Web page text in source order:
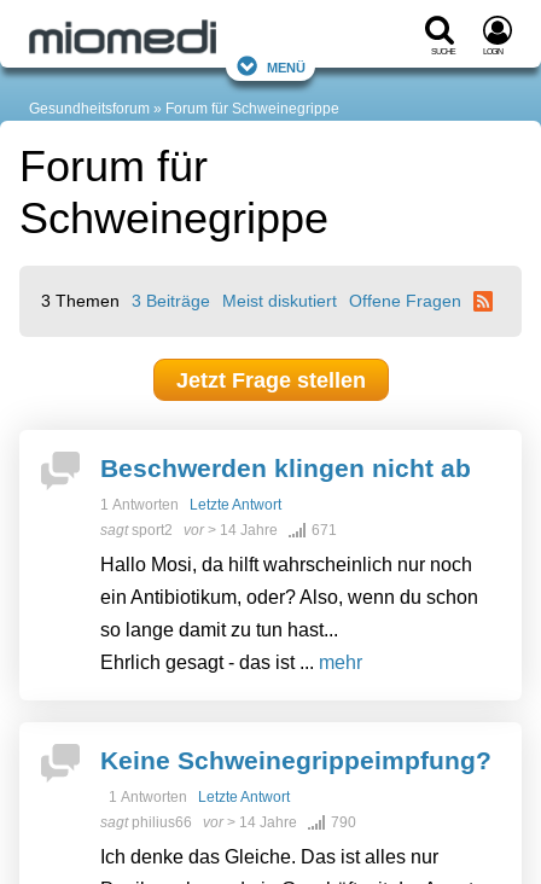
Suche Login
Menü
Gesundheitsforum Forum für Schweinegrippe
Forum für
Schweinegrippe
3 Themen 3 Beiträge Meist diskutiert Offene Fragen
Jetzt Frage stellen
Beschwerden klingen nicht ab
1 Antworten
Letzte Antwort
sagtsport2 vor> 14 Jahre 671
Hallo Mosi, da hilft wahrscheinlich nur noch
ein Antibiotikum, oder? Also, wenn du schon
so lange damit zu tun hast...
Ehrlich gesagt - das ist ... mehr
Keine Schweinegrippeimpfung?
1 Antworten
Letzte Antwort
sagt philius66 vor> 14 Jahre 790
Ich denke das Gleiche. Das ist alles nur